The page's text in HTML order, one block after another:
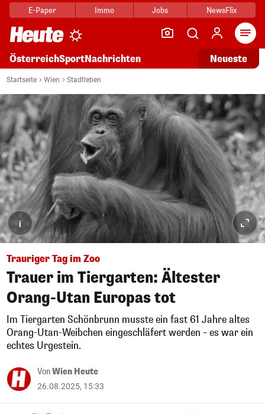
E-Paper Immo Jobs NewsFlix
ÖsterreichSportNachrichten Neueste
Startseite Wien Stadtleben
i
Trauriger Tag im Zoo
Trauer im Tiergarten: Ältester
Orang-Utan Europas tot
Im Tiergarten Schönbrunn musste ein fast 61 Jahre altes
Orang-Utan-Weibchen eingeschläfert werden – es war ein
echtes Urgestein.
VonWien Heute
26.08.2025, 15:33